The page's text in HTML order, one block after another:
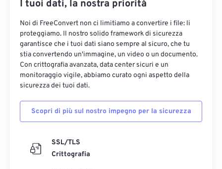
I tuoi dati, la nostra priorità
Noi di FreeConvert non ci limitiamo a convertire i file: li
proteggiamo. Il nostro solido framework di sicurezza
garantisce che i tuoi dati siano sempre al sicuro, che tu
stia convertendo un'immagine, un video o un documento.
Con crittografia avanzata, data center sicuri e un
monitoraggio vigile, abbiamo curato ogni aspetto della
sicurezza dei tuoi dati.
Scopri di più sul nostro impegno per la sicurezza
SSL/TLS
Crittografia